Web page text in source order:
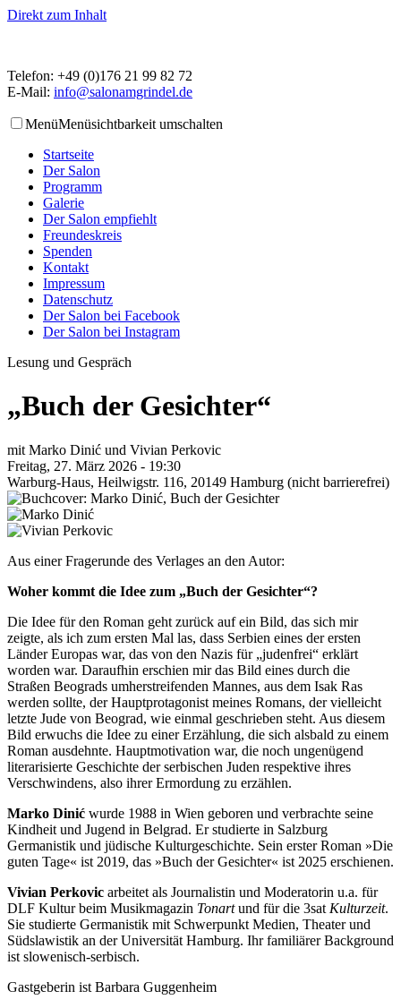
Direkt zum Inhalt
Telefon: +49 (0)176 21 99 82 72
E-Mail: info@salonamgrindel.de
MenüMenüsichtbarkeit umschalten
Startseite
Der Salon
Programm
Galerie
Der Salon empfiehlt
Freundeskreis
Spenden
Kontakt
Impressum
Datenschutz
Der Salon bei Facebook
Der Salon bei Instagram
Lesung und Gespräch
„Buch der Gesichter“
mit Marko Dinić und Vivian Perkovic
Freitag, 27. März 2026 - 19:30
Warburg-Haus, Heilwigstr. 116, 20149 Hamburg (nicht barrierefrei)
Aus einer Fragerunde des Verlages an den Autor:
Woher kommt die Idee zum „Buch der Gesichter“?
Die Idee für den Roman geht zurück auf ein Bild, das sich mir
zeigte, als ich zum ersten Mal las, dass Serbien eines der ersten
Länder Europas war, das von den Nazis für „judenfrei“ erklärt
worden war. Daraufhin erschien mir das Bild eines durch die
Straßen Beograds umherstreifenden Mannes, aus dem Isak Ras
werden sollte, der Hauptprotagonist meines Romans, der vielleicht
letzte Jude von Beograd, wie einmal geschrieben steht. Aus diesem
Bild erwuchs die Idee zu einer Erzählung, die sich alsbald zu einem
Roman ausdehnte. Hauptmotivation war, die noch ungenügend
literarisierte Geschichte der serbischen Juden respektive ihres
Verschwindens, also ihrer Ermordung zu erzählen.
Marko Dinić wurde 1988 in Wien geboren und verbrachte seine
Kindheit und Jugend in Belgrad. Er studierte in Salzburg
Germanistik und jüdische Kulturgeschichte. Sein erster Roman »Die
guten Tage« ist 2019, das »Buch der Gesichter« ist 2025 erschienen.
Vivian Perkovic arbeitet als Journalistin und Moderatorin u.a. für
DLF Kultur beim Musikmagazin Tonartund für die 3sat Kulturzeit.
Sie studierte Germanistik mit Schwerpunkt Medien, Theater und
Südslawistik an der Universität Hamburg. Ihr familiärer Background
ist slowenisch-serbisch.
Gastgeberin ist Barbara Guggenheim